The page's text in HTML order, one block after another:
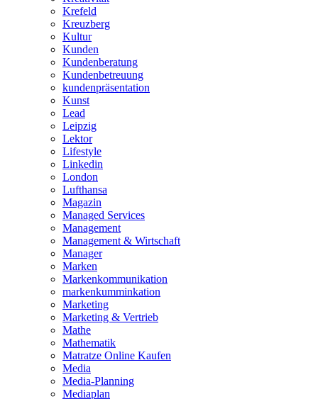
Krefeld
Kreuzberg
Kultur
Kunden
Kundenberatung
Kundenbetreuung
kundenpräsentation
Kunst
Lead
Leipzig
Lektor
Lifestyle
Linkedin
London
Lufthansa
Magazin
Managed Services
Management
Management & Wirtschaft
Manager
Marken
Markenkommunikation
markenkumminkation
Marketing
Marketing & Vertrieb
Mathe
Mathematik
Matratze Online Kaufen
Media
Media-Planning
Mediaplan